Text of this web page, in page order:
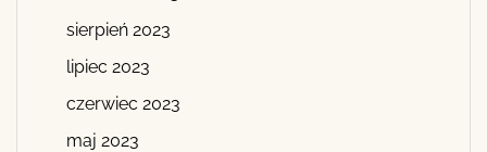
sierpień 2023
lipiec 2023
czerwiec 2023
maj 2023